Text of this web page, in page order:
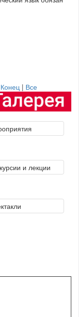
Конец | Все